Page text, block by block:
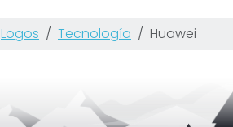
Logos Tecnología Huawei